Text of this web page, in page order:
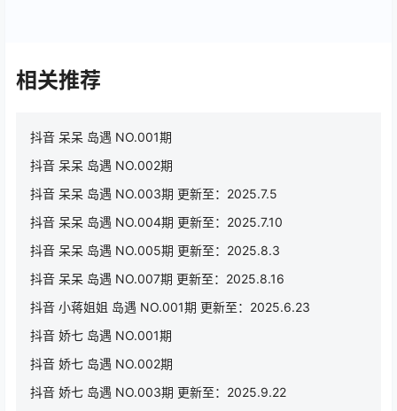
相关推荐
抖音 呆呆 岛遇 NO.001期
抖音 呆呆 岛遇 NO.002期
抖音 呆呆 岛遇 NO.003期 更新至：2025.7.5
抖音 呆呆 岛遇 NO.004期 更新至：2025.7.10
抖音 呆呆 岛遇 NO.005期 更新至：2025.8.3
抖音 呆呆 岛遇 NO.007期 更新至：2025.8.16
抖音 小蒋姐姐 岛遇 NO.001期 更新至：2025.6.23
抖音 娇七 岛遇 NO.001期
抖音 娇七 岛遇 NO.002期
抖音 娇七 岛遇 NO.003期 更新至：2025.9.22